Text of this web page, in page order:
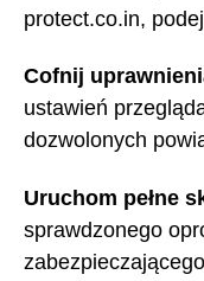
protect.co.in,
Cofnij
ustawień
dozwolonych
Uruchom pełne
sprawdzonego